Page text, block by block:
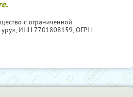
с ограниченной
ИНН 7701808159, ОГРН